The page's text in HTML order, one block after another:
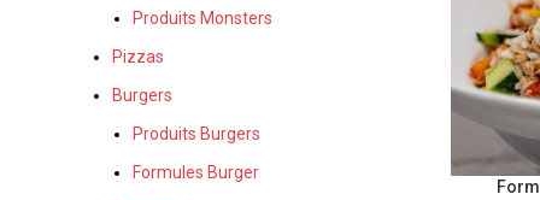
Produits Monsters
Pizzas
Burgers
Produits Burgers
Formules Burger